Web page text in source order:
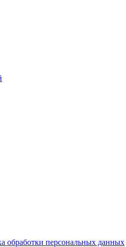
обработки персональных данных